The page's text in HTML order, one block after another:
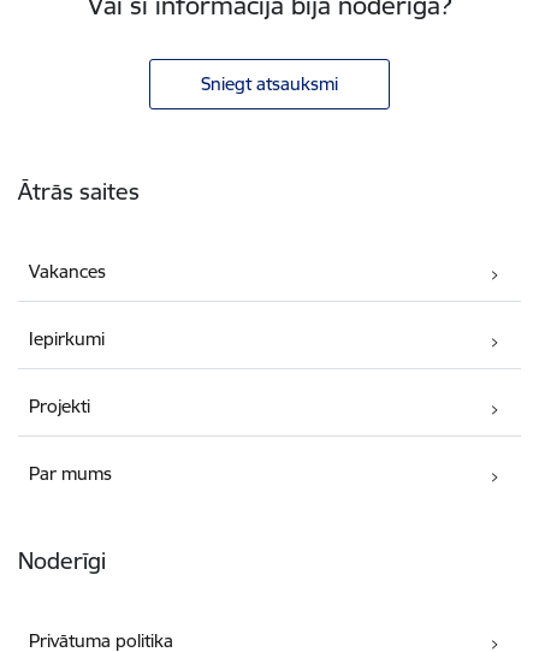
Sniegt atsauksmi
Ātrās saites
Vakances
Iepirkumi
Projekti
Par mums
Noderīgi
Privātuma politika